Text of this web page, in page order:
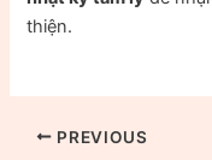
thiện.
PREVIOUS